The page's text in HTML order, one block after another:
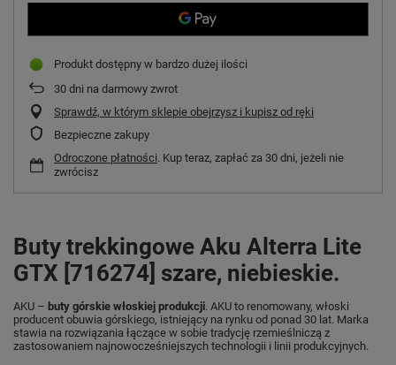
Produkt dostępny w bardzo dużej ilości
30 dni na darmowy zwrot
Sprawdź, w którym sklepie obejrzysz i kupisz od ręki
Bezpieczne zakupy
Odroczone płatności. Kup teraz, zapłać za 30 dni, jeżeli nie
zwrócisz
Buty trekkingowe Aku Alterra Lite
GTX [716274] szare, niebieskie.
AKU – buty górskie włoskiej produkcji. AKU to renomowany, włoski
producent obuwia górskiego, istniejący na rynku od ponad 30 lat. Marka
stawia na rozwiązania łączące w sobie tradycję rzemieślniczą z
zastosowaniem najnowocześniejszych technologii i linii produkcyjnych.